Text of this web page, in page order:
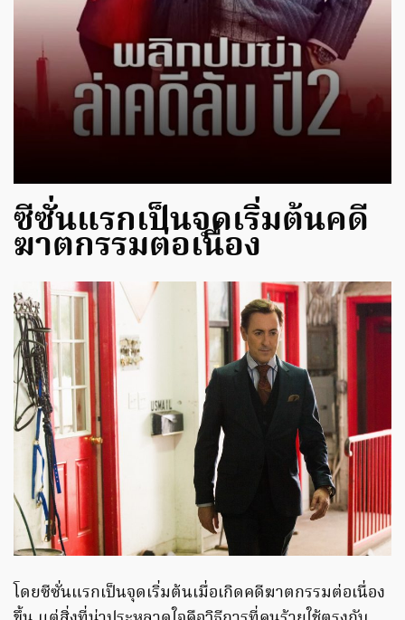
ซีซั่นแรกเป็นจุดเริ่มต้นคดี
ฆาตกรรมต่อเนื่อง
โดยซีซั่นแรกเป็นจุดเริ่มต้นเมื่อเกิดคดีฆาตกรรมต่อเนื่อง